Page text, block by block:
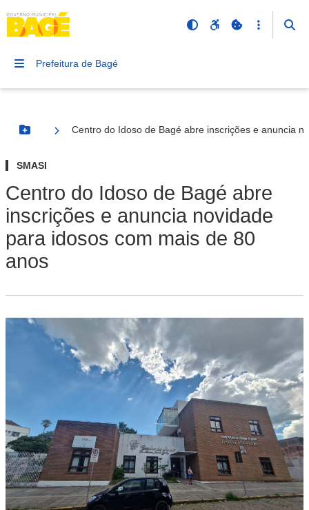
Prefeitura de Bagé
Botão Menu
Centro do Idoso de Bagé abre inscrições e anuncia
SMASI
Centro do Idoso de Bagé abre
inscrições e anuncia novidade
para idosos com mais de 80
anos